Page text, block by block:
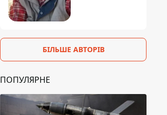
БІЛЬШЕ АВТОРІВ
ПОПУЛЯРНЕ